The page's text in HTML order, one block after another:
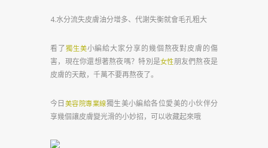
4.水分流失皮膚油分增多、代謝失衡就會毛孔粗大
看了獨生美小編給大家分享的幾個熬夜對皮膚的傷
害，現在你還想著熬夜嗎？特別是女性朋友們熬夜是
皮膚的天敵，千萬不要再熬夜了。
今日 美容院專業線獨生美小編給各位愛美的小伙伴分
享幾個讓皮膚變光滑的小妙招，可以收藏起來哦